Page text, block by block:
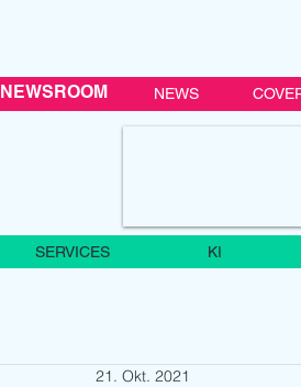
NEWS
NEWSROOM
SERVICES KI
21. Okt. 2021